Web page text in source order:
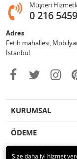
Müşteri
0 216
Adres
Fetih mahallesi,
İstanbul
KURUMSAL
ÖDEME
İLETİŞİM
Size daha iyi hizmet